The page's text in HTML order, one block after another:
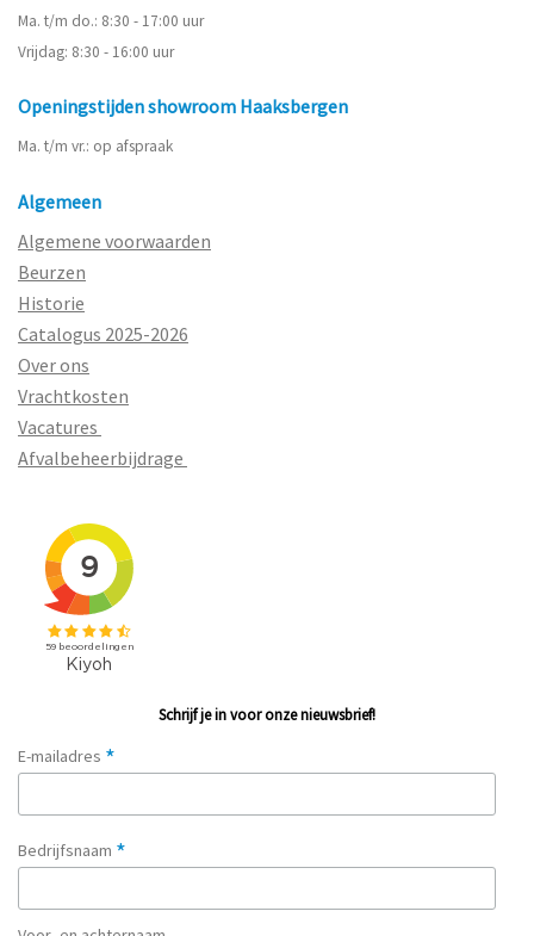
Ma. t/m do.: 8:30 - 17:00 uur
Vrijdag: 8:30 - 16:00 uur
Openingstijden showroom Haaksbergen
Ma. t/m vr.: op afspraak
Algemeen
Algemene voorwaarden
Beurzen
Historie
Catalogus 2025-2026
Over ons
Vrachtkosten
Vacatures
Afvalbeheerbijdrage
Schrijf je in voor onze nieuwsbrief!
E-mailadres *
Bedrijfsnaam *